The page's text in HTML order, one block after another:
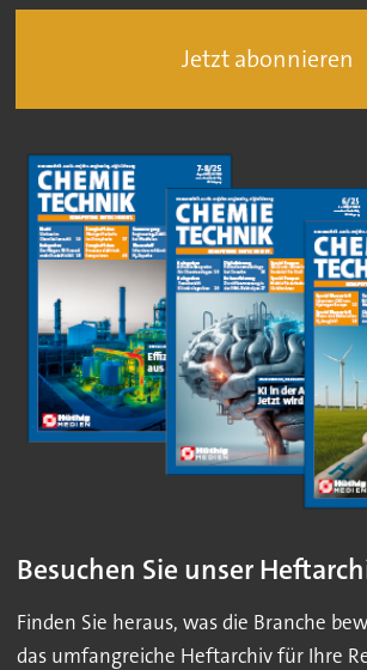
Jetzt abonnieren
Besuchen Sie unser
Finden Sie heraus, was die Branche
das umfangreiche Heftarchiv für Ihre